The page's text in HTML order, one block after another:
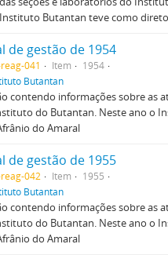
Instituto Butantan teve como
de gestão de 1954
041 Item
1954
Butantan
contendo informações sobre as
do Butantan. Neste ano o
do Amaral
de gestão de 1955
reag-042 Item
1955
Butantan
contendo informações sobre as
do Butantan. Neste ano o
do Amaral